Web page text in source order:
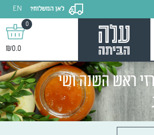
לאן המשלוח?
EN
0
₪0.0
ראש השנה ושי